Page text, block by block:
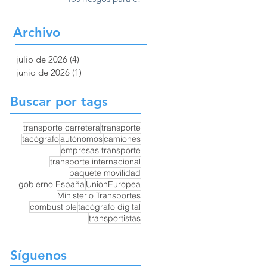
Europa
Archivo
julio de 2026 (4)
junio de 2026 (1)
Buscar por tags
transporte carreteratransporte
tacógrafoautónomoscamiones
empresas transporte
transporte internacional
paquete movilidad
gobierno EspañaUnionEuropea
Ministerio Transportes
combustibletacógrafo digital
transportistas
Síguenos